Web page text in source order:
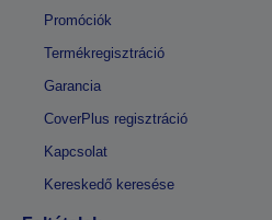
Promóciók
Termékregisztráció
Garancia
CoverPlus regisztráció
Kapcsolat
Kereskedő keresése